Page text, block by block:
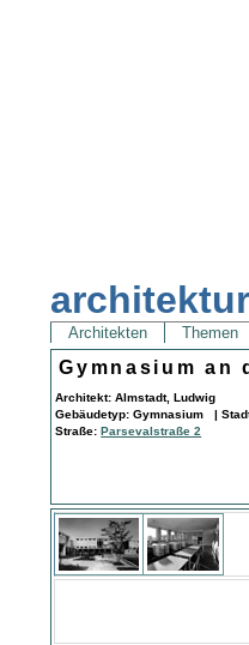
Architekten Themen
Gymnasium an
Architekt: Almstadt, Ludwig
Gebäudetyp: Gymnasium |
Straße:Parsevalstraße 2